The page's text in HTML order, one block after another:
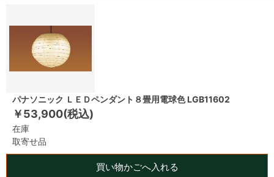
パナソニック ＬＥＤペンダント８畳用電球色 LGB11602
￥53,900(税込)
在庫
取寄せ品
買い物かごへ入れる